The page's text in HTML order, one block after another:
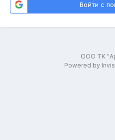
Войти с
ООО ТК
Powered by